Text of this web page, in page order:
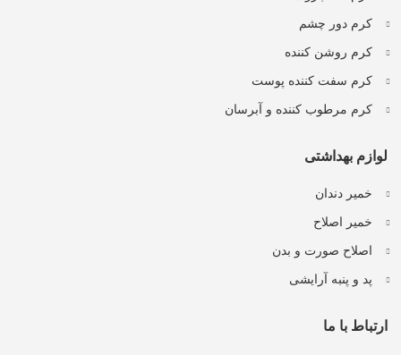
کرم دور چشم
کرم روشن کننده
کرم سفت کننده پوست
کرم مرطوب کننده و آبرسان
لوازم بهداشتی
خمیر دندان
خمیر اصلاح
اصلاح صورت و بدن
پد و پنبه آرایشی
ارتباط با ما